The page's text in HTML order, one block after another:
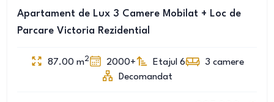
Apartament de Lux 3 Camere Mobilat + Loc de
Parcare Victoria Rezidential
87.00 m2 2000+ Etajul 6 3 camere
Decomandat